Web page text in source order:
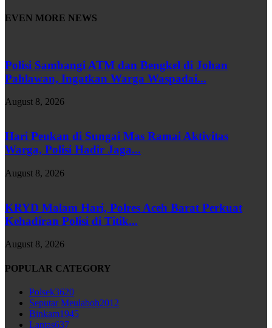
EVEN MORE NEWS
Polisi Sambangi ATM dan Bengkel di Johan
Pahlawan, Ingatkan Warga Waspadai...
August 8, 2026
Hari Peukan di Sungai Mas Ramai Aktivitas
Warga, Polisi Hadir Jaga...
August 8, 2026
KRYD Malam Hari, Polres Aceh Barat Perkuat
Kehadiran Polisi di Titik...
August 8, 2026
POPULAR CATEGORY
Polsek3620
Seputar Meulaboh2012
Binkam1945
Lantas637